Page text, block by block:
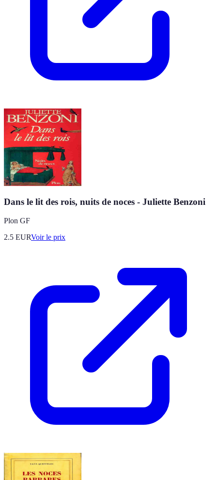
Dans le lit des rois, nuits de noces - Juliette Benzoni
Plon GF
2.5 EURVoir le prix